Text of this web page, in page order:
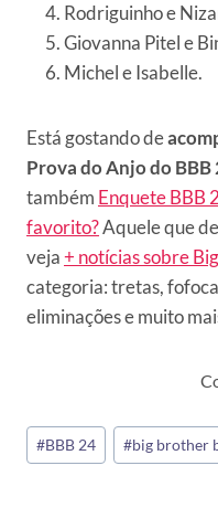
Rodriguinho e
Giovanna Pitel e
Michel e Isabelle.
Está gostando de
Prova do Anjo do BBB
também Enquete BBB
favorito?Aquele que
veja+ notícias sobre
categoria: tretas,
eliminações e muito
Tags
do
#BBB 24 #big brother